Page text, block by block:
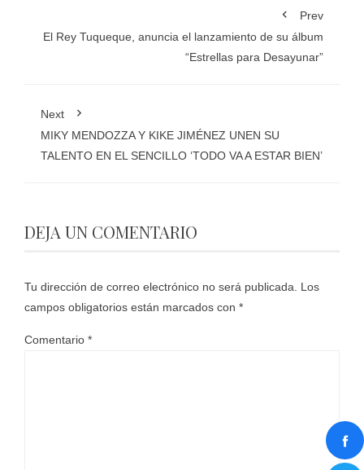
Prev
El Rey Tuqueque, anuncia el lanzamiento de su álbum
“Estrellas para Desayunar”
Next
MIKY MENDOZZA Y KIKE JIMÉNEZ UNEN SU
TALENTO EN EL SENCILLO ‘TODO VA A ESTAR BIEN’
DEJA UN COMENTARIO
Tu dirección de correo electrónico no será publicada. Los
campos obligatorios están marcados con *
Comentario *